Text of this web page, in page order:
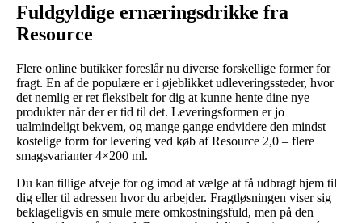
Fuldgyldige ernæringsdrikke fra
Resource
Flere online butikker foreslår nu diverse forskellige former for
fragt. En af de populære er i øjeblikket udleveringssteder, hvor
det nemlig er ret fleksibelt for dig at kunne hente dine nye
produkter når der er tid til det. Leveringsformen er jo
ualmindeligt bekvem, og mange gange endvidere den mindst
kostelige form for levering ved køb af Resource 2,0 – flere
smagsvarianter 4×200 ml.
Du kan tillige afveje for og imod at vælge at få udbragt hjem til
dig eller til adressen hvor du arbejder. Fragtløsningen viser sig
beklageligvis en smule mere omkostningsfuld, men på den